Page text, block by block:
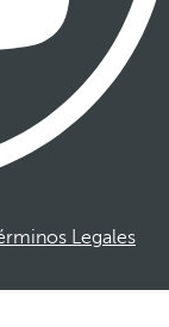
Legales